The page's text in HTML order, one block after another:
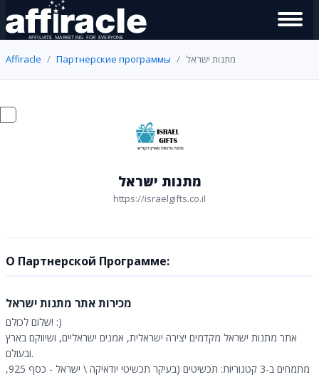
Affiracle Партнерские программы מתנות ישראל
מתנות ישראל
https://israelgifts.co.il
О Партнерской Программе:
מכירות אתר מתנות ישראל
שלום לכולם! :)
אתר מתנות ישראל מקדמים יצירה ישראלית, אמנים ישראליים, ושיווקם בארץ
ובעולם.
מתמחים ב-3 קטגוריות: תכשיטים (בעיקר תכשיטי יודאיקה \ ישראל - כסף 925,